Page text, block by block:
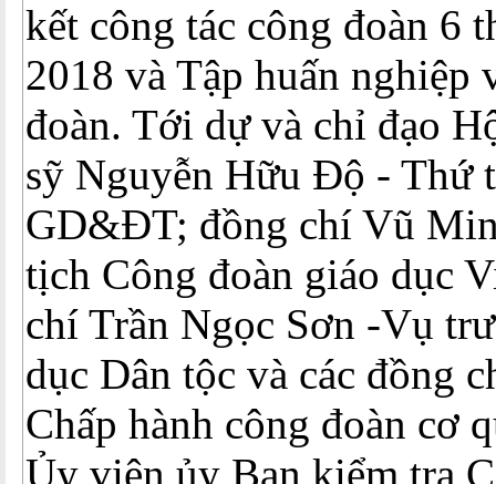
kết công tác công đoàn 6
2018 và Tập huấn nghiệp
đoàn. Tới dự và chỉ đạo
sỹ Nguyễn Hữu Độ - Thứ
GD&ĐT; đồng chí Vũ
tịch Công đoàn giáo dục
chí Trần Ngọc Sơn -Vụ
dục Dân tộc và các đồng
Chấp hành công đoàn cơ
Ủy viên ủy Ban kiểm tra